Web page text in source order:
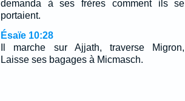
demanda à ses frères comment ils se
portaient.
Ésaïe 10:28
Il marche sur Ajjath, traverse Migron,
Laisse ses bagages à Micmasch.